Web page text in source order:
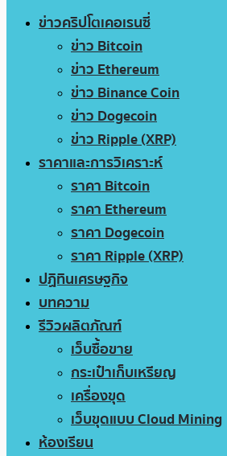
ข่าวคริปโตเคอเรนซี่
ข่าว Bitcoin
ข่าว Ethereum
ข่าว Binance Coin
ข่าว Dogecoin
ข่าว Ripple (XRP)
ราคาและการวิเคราะห์
ราคา Bitcoin
ราคา Ethereum
ราคา Dogecoin
ราคา Ripple (XRP)
ปฏิทินเศรษฐกิจ
บทความ
รีวิวผลิตภัณฑ์
เว็บซื้อขาย
กระเป๋าเก็บเหรียญ
เครื่องขุด
เว็บขุดแบบ Cloud Mining
ห้องเรียน